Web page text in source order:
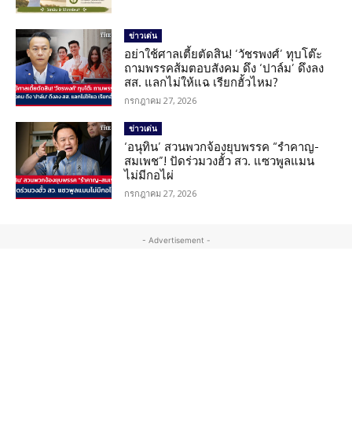
ข่าวเด่น
อย่าใช้ศาลเตี้ยตัดสิน! ‘วัชรพงศ์’ ทุบโต๊ะ
ถามพรรคส้มตอบสังคม ดึง ‘ปาล์ม’ ดึงลง
สส. แลกไม่ให้แฉ เรียกฮั้วไหม?
กรกฎาคม 27, 2026
ข่าวเด่น
‘อนุทิน’ สวนพวกจ้องยุบพรรค “รำคาญ-
สมเพช”! ปัดร่วมวงฮั้ว สว. แซวพูลแมน
ไม่มีกอไผ่
กรกฎาคม 27, 2026
- Advertisement -